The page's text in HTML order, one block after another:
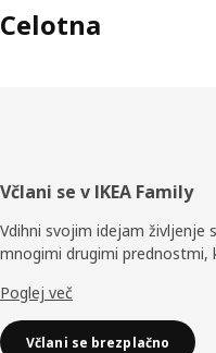
Celotna
Noga
Včlani se v IKEA Family
Vdihni svojim idejam življenje
mnogimi drugimi prednostmi,
Poglej več
Včlani se brezplačno